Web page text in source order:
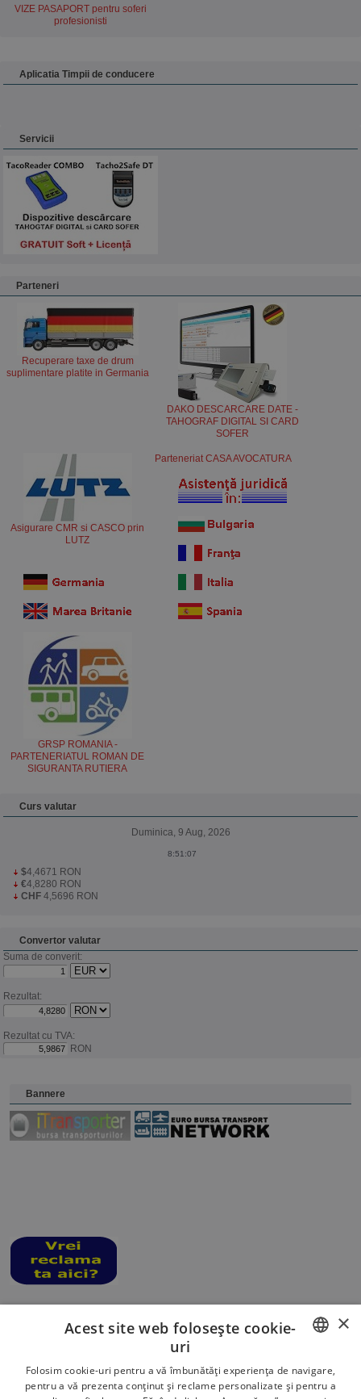
VIZE PASAPORT pentru soferi
profesionisti
Aplicatia Timpii de conducere
Servicii
Parteneri
Recuperare taxe de drum
suplimentare platite in Germania
DAKO DESCARCARE DATE -
TAHOGRAF DIGITAL SI CARD
SOFER
Asigurare CMR si CASCO prin
LUTZ
Parteneriat CASA AVOCATURA
GRSP ROMANIA -
PARTENERIATUL ROMAN DE
SIGURANTA RUTIERA
Curs valutar
Duminica, 9 Aug, 2026
$4,4671 RON
€4,8280 RON
CHF 4,5696 RON
Convertor valutar
Suma de converit:
Rezultat:
Rezultat cu TVA:
RON
Bannere
Harta site |Termeni si conditii |Informatii cookies| Copyright © UNTRR 2026 -
Design web HiS
ROMANIAN
ENGLISH
×
Acest site web folosește cookie-
uri
Folosim cookie-uri pentru a vă îmbunătăți experiența de navigare,
pentru a vă prezenta conținut și reclame personalizate și pentru a